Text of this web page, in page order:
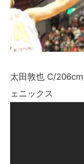
太田敦也 C/
ェニックス